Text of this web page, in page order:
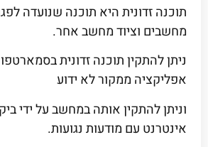
תוכנה זדונית היא תוכנה שנועדה
מחשבים וציוד מחשב אחר.
ניתן להתקין תוכנה זדונית
אפליקציה ממקור לא ידוע
וניתן להתקין אותה במחשב על ידי
אינטרנט עם מודעות נגועות.